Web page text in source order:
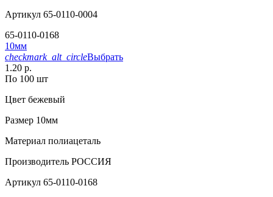
Артикул 65-0110-0004
65-0110-0168
10мм
checkmark_alt_circleВыбрать
1.20 р.
По 100 шт
Цвет бежевый
Размер 10мм
Материал полиацеталь
Производитель РОССИЯ
Артикул 65-0110-0168